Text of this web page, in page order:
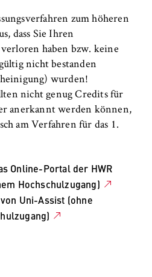
zum höheren
dass Sie Ihren
haben bzw. keine
nicht bestanden
wurden!
nicht genug Credits für
anerkannt werden können,
am Verfahren für das 1.
Online-Portal der HWR
Hochschulzugang)
Uni-Assist (ohne